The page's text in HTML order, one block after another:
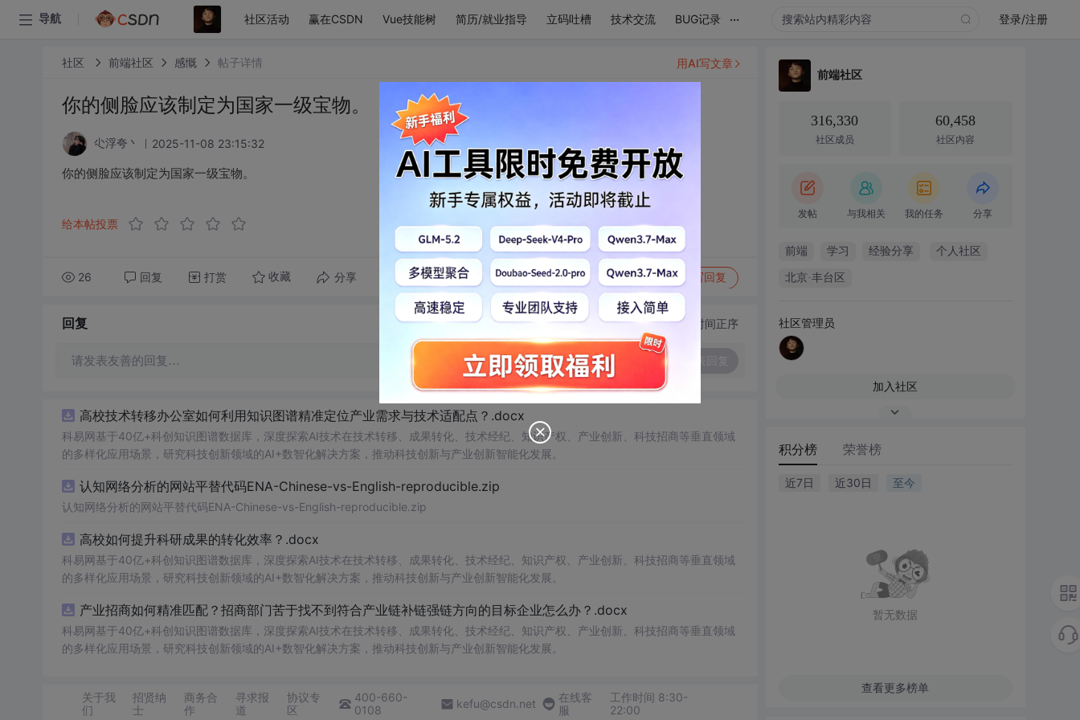
导航 社区活动 赢在CSDN Vue技能树 简历/就业指导 立码吐槽 技术交流 BUG记录 ... 登录/注册
社区 前端社区 感慨 帖子详情
你的侧脸应该制定为国家一级宝物。
尐浮夸丶 2025-11-08 23:15:32
你的侧脸应该制定为国家一级宝物。
给本帖投票
26 回复 打赏 收藏 分享 转发到动态 举报 写回复
用AI写文章
回复 切换为时间正序
请发表友善的回复…
高校技术转移办公室如何利用知识图谱精准定位产业需求与技术适配点？.docx
科易网基于40亿+科创知识图谱数据库，深度探索AI技术在技术转移、成果转化、技术经纪、知识产权、产业创新、科技招商等垂直领域
的多样化应用场景，研究科技创新领域的AI+数智化解决方案，推动科技创新与产业创新智能化发展。
认知网络分析的网站平替代码ENA-Chinese-vs-English-reproducible.zip
认知网络分析的网站平替代码ENA-Chinese-vs-English-reproducible.zip
高校如何提升科研成果的转化效率？.docx
科易网基于40亿+科创知识图谱数据库，深度探索AI技术在技术转移、成果转化、技术经纪、知识产权、产业创新、科技招商等垂直领域
的多样化应用场景，研究科技创新领域的AI+数智化解决方案，推动科技创新与产业创新智能化发展。
产业招商如何精准匹配？招商部门苦于找不到符合产业链补链强链方向的目标企业怎么办？.docx
科易网基于40亿+科创知识图谱数据库，深度探索AI技术在技术转移、成果转化、技术经纪、知识产权、产业创新、科技招商等垂直领域
的多样化应用场景，研究科技创新领域的AI+数智化解决方案，推动科技创新与产业创新智能化发展。
关于我
们
招贤纳
士
商务合
作
寻求报
道
协议专
区
400-660-
0108
kefu@csdn.net
在线客
服
工作时间 8:30-
22:00
前端社区
316,330
社区成员
60,458
社区内容
发帖 与我相关 我的任务 分享
前端 学习 经验分享 个人社区
北京·丰台区
社区管理员
加入社区
积分榜 荣誉榜
近7日 近30日 至今
暂无数据
查看更多榜单